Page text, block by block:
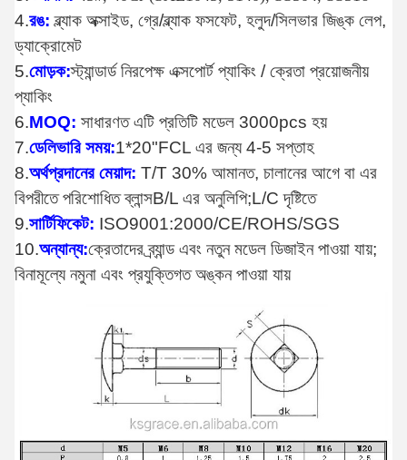
4.রঙ: ব্ল্যাক অক্সাইড, গ্রে/ব্ল্যাক ফসফেট, হলুদ/সিলভার জিঙ্ক লেপ,
ড্যাক্রোমেট
5.মোড়ক:স্ট্যান্ডার্ড নিরপেক্ষ এক্সপোর্ট প্যাকিং / ক্রেতা প্রয়োজনীয়
প্যাকিং
6.MOQ: সাধারণত এটি প্রতিটি মডেল 3000pcs হয়
7.ডেলিভারি সময়:1*20"FCL এর জন্য 4-5 সপ্তাহ
8.অর্থপ্রদানের মেয়াদ: T/T 30% আমানত, চালানের আগে বা এর
বিপরীতে পরিশোধিত ব্লান্সB/L এর অনুলিপি;L/C দৃষ্টিতে
9.সার্টিফিকেট: ISO9001:2000/CE/ROHS/SGS
10.অন্যান্য:ক্রেতাদের ব্র্যান্ড এবং নতুন মডেল ডিজাইন পাওয়া যায়;
বিনামূল্যে নমুনা এবং প্রযুক্তিগত অঙ্কন পাওয়া যায়